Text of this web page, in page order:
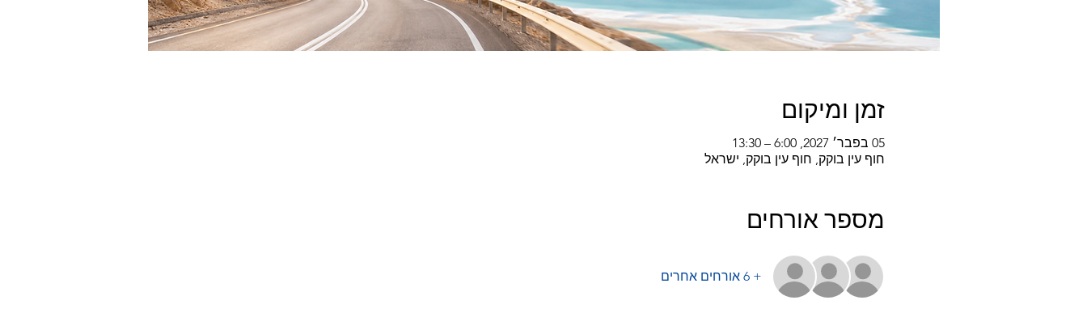
זמן ומיקום
05 בפבר׳ 2027, 6:00 – 13:30
חוף עין בוקק, חוף עין בוקק, ישראל
מספר אורחים
+ 6 אורחים אחרים